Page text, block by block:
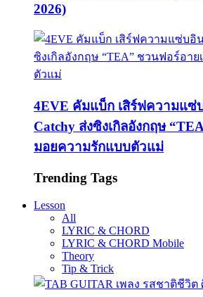
2026)
4EVE คัมแบ็ก เสิร์ฟความแซ่
Catchy ส่งซิงเกิลอังกฤษ
มอยความรักแบบตัวแม่
Trending Tags
Lesson
All
LYRIC & CHORD
LYRIC & CHORD Mobile
Theory
Tip & Trick